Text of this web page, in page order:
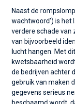
Naast de
wachtwoord’) is het
verdere schade van
van bijvoorbeeld
lucht hangen. Met
kwetsbaarheid
de bedrijven achter
gebruik van maken
gegevens serieus
beschaamd wordt,